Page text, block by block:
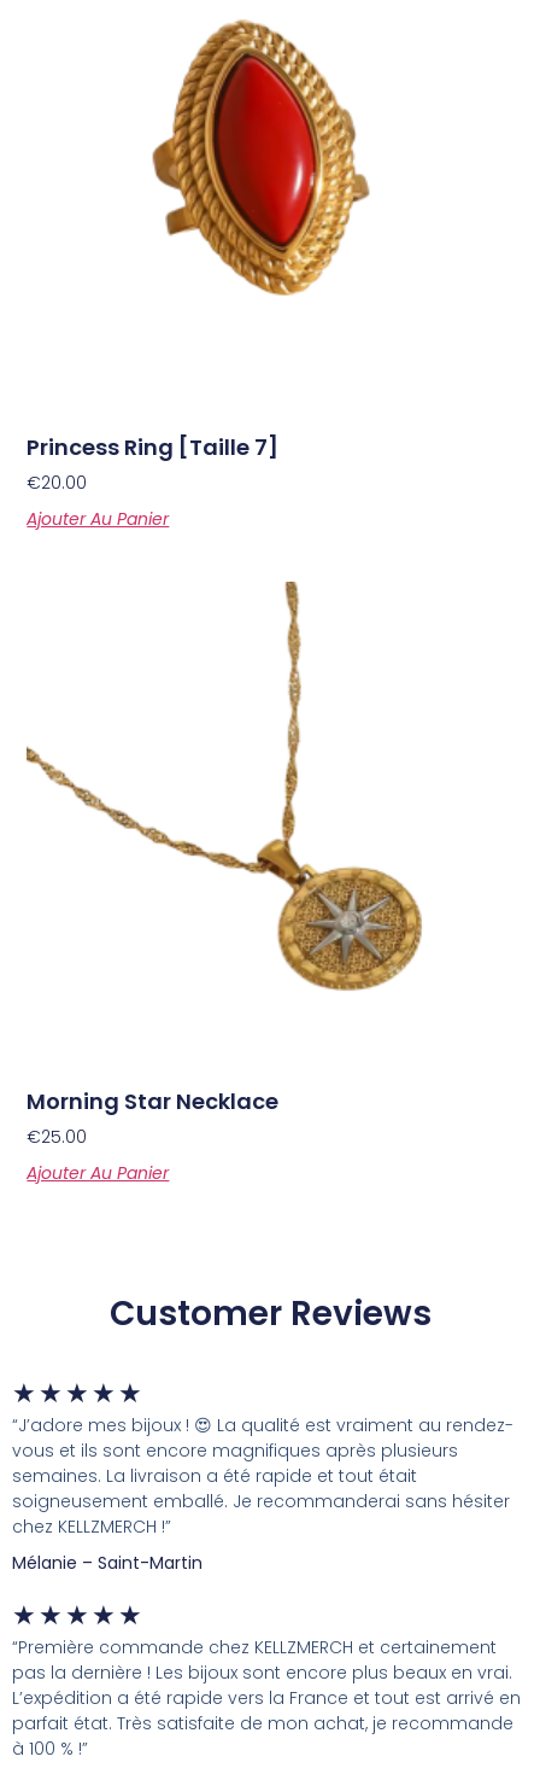
Princess Ring [Taille 7]
€20.00
Ajouter Au Panier
Morning Star Necklace
€25.00
Ajouter Au Panier
Customer Reviews
★ ★ ★ ★ ★
“J’adore mes bijoux ! 😍 La qualité est vraiment au rendez-
vous et ils sont encore magnifiques après plusieurs
semaines. La livraison a été rapide et tout était
soigneusement emballé. Je recommanderai sans hésiter
chez KELLZMERCH !”
Mélanie – Saint-Martin
★ ★ ★ ★ ★
“Première commande chez KELLZMERCH et certainement
pas la dernière ! Les bijoux sont encore plus beaux en vrai.
L’expédition a été rapide vers la France et tout est arrivé en
parfait état. Très satisfaite de mon achat, je recommande
à 100 % !”